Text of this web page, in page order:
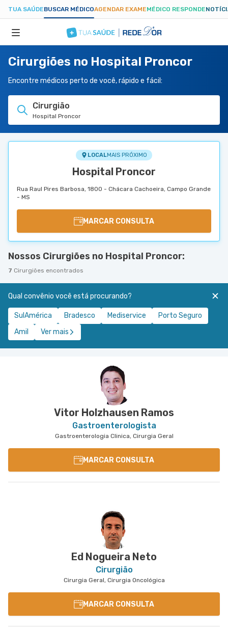
TUA SAÚDEBUSCAR MÉDICOAGENDAR EXAMEMÉDICO RESPONDE
ESPECIALIDADES
HOSPITAIS
TUASAUDE.COM
Cirurgiões no Hospital Proncor
Encontre médicos perto de você, rápido e fácil:
Cirurgião
Hospital Proncor
LOCALMAIS PRÓXIMO
Hospital Proncor
Rua Raul Pires Barbosa, 1800 - Chácara Cachoeira, Campo Grande
- MS
MARCAR CONSULTA
Nossos Cirurgiões no Hospital Proncor:
7 Cirurgiões encontrados
Qual convênio você está procurando?
SulAmérica Bradesco Mediservice
Porto Seguro
Amil
Ver mais
Vitor Holzhausen Ramos
Gastroenterologista
Gastroenterologia Clinica, Cirurgia Geral
MARCAR CONSULTA
Ed Nogueira Neto
Cirurgião
Cirurgia Geral, Cirurgia Oncológica
MARCAR CONSULTA